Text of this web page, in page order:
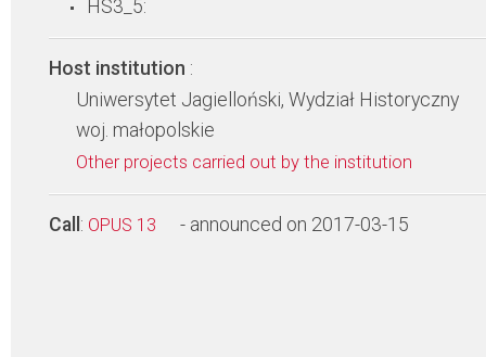
HS3_5:
Host institution :
Uniwersytet Jagielloński, Wydział Historyczny
woj. małopolskie
Other projects carried out by the institution
Call : OPUS 13 - announced on 2017-03-15